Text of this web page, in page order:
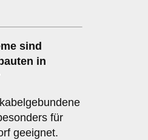
sind
in
für
geeignet.